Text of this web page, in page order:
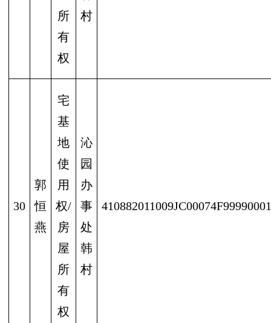
所
有
权
村
30
郭
恒
燕
宅
基
地
使
用
权/
房
屋
所
有
权
沁
园
办
事
处
韩
村
410882011009JC00074F99990001